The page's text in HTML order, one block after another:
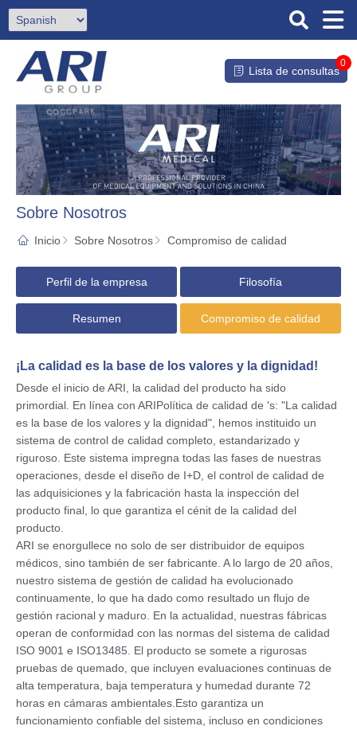
Lista de consultas
0
Sobre Nosotros
Inicio Sobre Nosotros Compromiso de calidad
Perfil de la empresa Filosofía
Resumen Compromiso de calidad
¡La calidad es la base de los valores y la dignidad!
Desde el inicio de ARI, la calidad del producto ha sido
primordial. En línea con ARIPolítica de calidad de 's: "La calidad
es la base de los valores y la dignidad", hemos instituido un
sistema de control de calidad completo, estandarizado y
riguroso. Este sistema impregna todas las fases de nuestras
operaciones, desde el diseño de I+D, el control de calidad de
las adquisiciones y la fabricación hasta la inspección del
producto final, lo que garantiza el cénit de la calidad del
producto.
ARI se enorgullece no solo de ser distribuidor de equipos
médicos, sino también de ser fabricante. A lo largo de 20 años,
nuestro sistema de gestión de calidad ha evolucionado
continuamente, lo que ha dado como resultado un flujo de
gestión racional y maduro. En la actualidad, nuestras fábricas
operan de conformidad con las normas del sistema de calidad
ISO 9001 e ISO13485. El producto se somete a rigurosas
pruebas de quemado, que incluyen evaluaciones continuas de
alta temperatura, baja temperatura y humedad durante 72
horas en cámaras ambientales. Esto garantiza un
funcionamiento confiable del sistema, incluso en condiciones